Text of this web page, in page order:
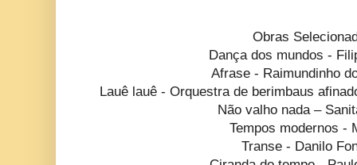
Obras
Dança dos mundos -
Afrase - Raimundinho
Lauê lauê - Orquestra de berimbaus
Não valho nada –
Tempos modernos -
Transe - Danilo